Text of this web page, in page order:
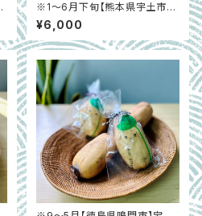
※1～6月下旬【熊本県宇土市】
まいひめ物語プレミアムセット
（トマト100％ジュースセット）赤
orプラチナラベル
¥6,000